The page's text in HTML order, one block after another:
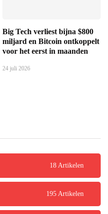
Big Tech verliest bijna $800
miljard en Bitcoin ontkoppelt
voor het eerst in maanden
24 juli 2026
18 Artikelen
195 Artikelen